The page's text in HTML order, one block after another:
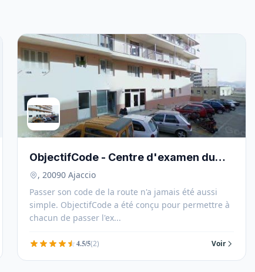
ObjectifCode - Centre d'examen du
code de la route Ajaccio - 20090
, 20090 Ajaccio
Passer son code de la route n'a jamais été aussi
simple. ObjectifCode a été conçu pour permettre à
chacun de passer l'ex...
4.5/5(2) Voir